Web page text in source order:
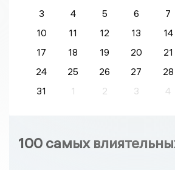
3
4 5 6 7
10
11 12 13 14
17
18 19 20 21
24
25 26 27 28
31
1 2 3 4
100 самых